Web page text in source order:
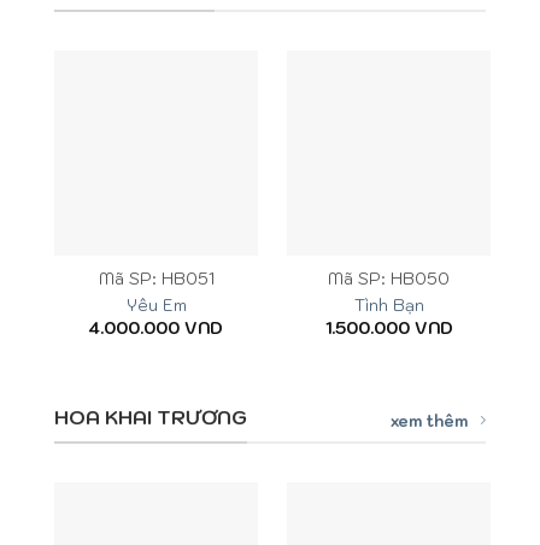
Mã SP: HB051
Yêu Em
4.000.000 VND
Mã SP: HB050
Tình Bạn
1.500.000VND
HOA KHAI TRƯƠNG xem thêm